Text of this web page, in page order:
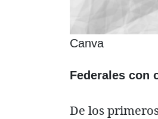
Canva
Federales con
De los